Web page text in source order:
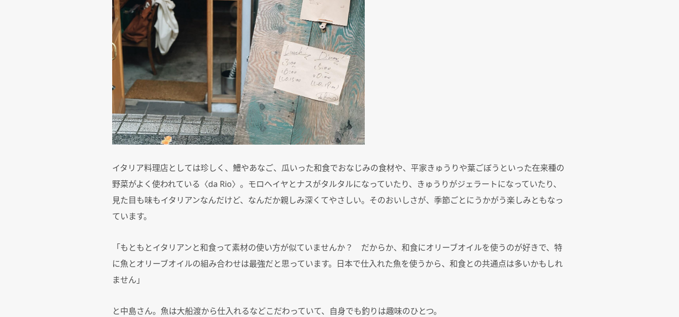
イタリア料理店としては珍しく、鱧やあなご、瓜いった和食でおなじみの食材や、平家きゅうりや葉ごぼうといった在来種の
野菜がよく使われている〈da Rio〉。モロヘイヤとナスがタルタルになっていたり、きゅうりがジェラートになっていたり、
見た目も味もイタリアンなんだけど、なんだか親しみ深くてやさしい。そのおいしさが、季節ごとにうかがう楽しみともなっ
ています。
「もともとイタリアンと和食って素材の使い方が似ていませんか？ だからか、和食にオリーブオイルを使うのが好きで、特
に魚とオリーブオイルの組み合わせは最強だと思っています。日本で仕入れた魚を使うから、和食との共通点は多いかもしれ
ません」
と中島さん。魚は大船渡から仕入れるなどこだわっていて、自身でも釣りは趣味のひとつ。